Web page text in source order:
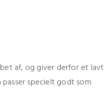
af, og giver derfor et lavt
specielt godt som